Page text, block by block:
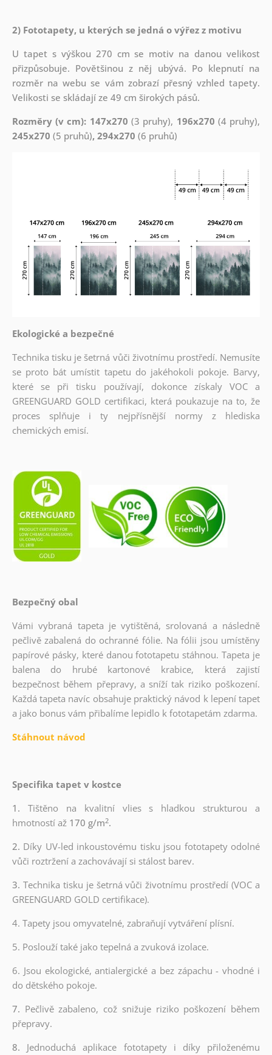
2) Fototapety, u kterých se jedná o výřez z motivu
U tapet s výškou 270 cm se motiv na danou velikost
přizpůsobuje. Povětšinou z něj ubývá. Po klepnutí na
rozměr na webu se vám zobrazí přesný vzhled tapety.
Velikosti se skládají ze 49 cm širokých pásů.
Rozměry (v cm): 147x270 (3 pruhy), 196x270 (4 pruhy),
245x270 (5 pruhů), 294x270 (6 pruhů)
Ekologické a bezpečné
Technika tisku je šetrná vůči životnímu prostředí. Nemusíte
se proto bát umístit tapetu do jakéhokoli pokoje. Barvy,
které se při tisku používají, dokonce získaly VOC a
GREENGUARD GOLD certifikaci, která poukazuje na to, že
proces splňuje i ty nejpřísnější normy z hlediska
chemických emisí.
Bezpečný obal
Vámi vybraná tapeta je vytištěná, srolovaná a následně
pečlivě zabalená do ochranné fólie. Na fólii jsou umístěny
papírové pásky, které danou fototapetu stáhnou. Tapeta je
balena do hrubé kartonové krabice, která zajistí
bezpečnost během přepravy, a sníží tak riziko poškození.
Každá tapeta navíc obsahuje praktický návod k lepení tapet
a jako bonus vám přibalíme lepidlo k fototapetám zdarma.
Stáhnout návod
Specifika tapet v kostce
1. Tištěno na kvalitní vlies s hladkou strukturou a
hmotností až170 g/m2.
2. Díky UV-led inkoustovému tisku jsou fototapety odolné
vůči roztržení a zachovávají si stálost barev.
3. Technika tisku je šetrná vůči životnímu prostředí (VOC a
GREENGUARD GOLD certifikace).
4. Tapety jsou omyvatelné, zabraňují vytváření plísní.
5. Poslouží také jako tepelná a zvuková izolace.
6. Jsou ekologické, antialergické a bez zápachu - vhodné i
do dětského pokoje.
7. Pečlivě zabaleno, což snižuje riziko poškození během
přepravy.
8. Jednoduchá aplikace fototapety i díky přiloženému